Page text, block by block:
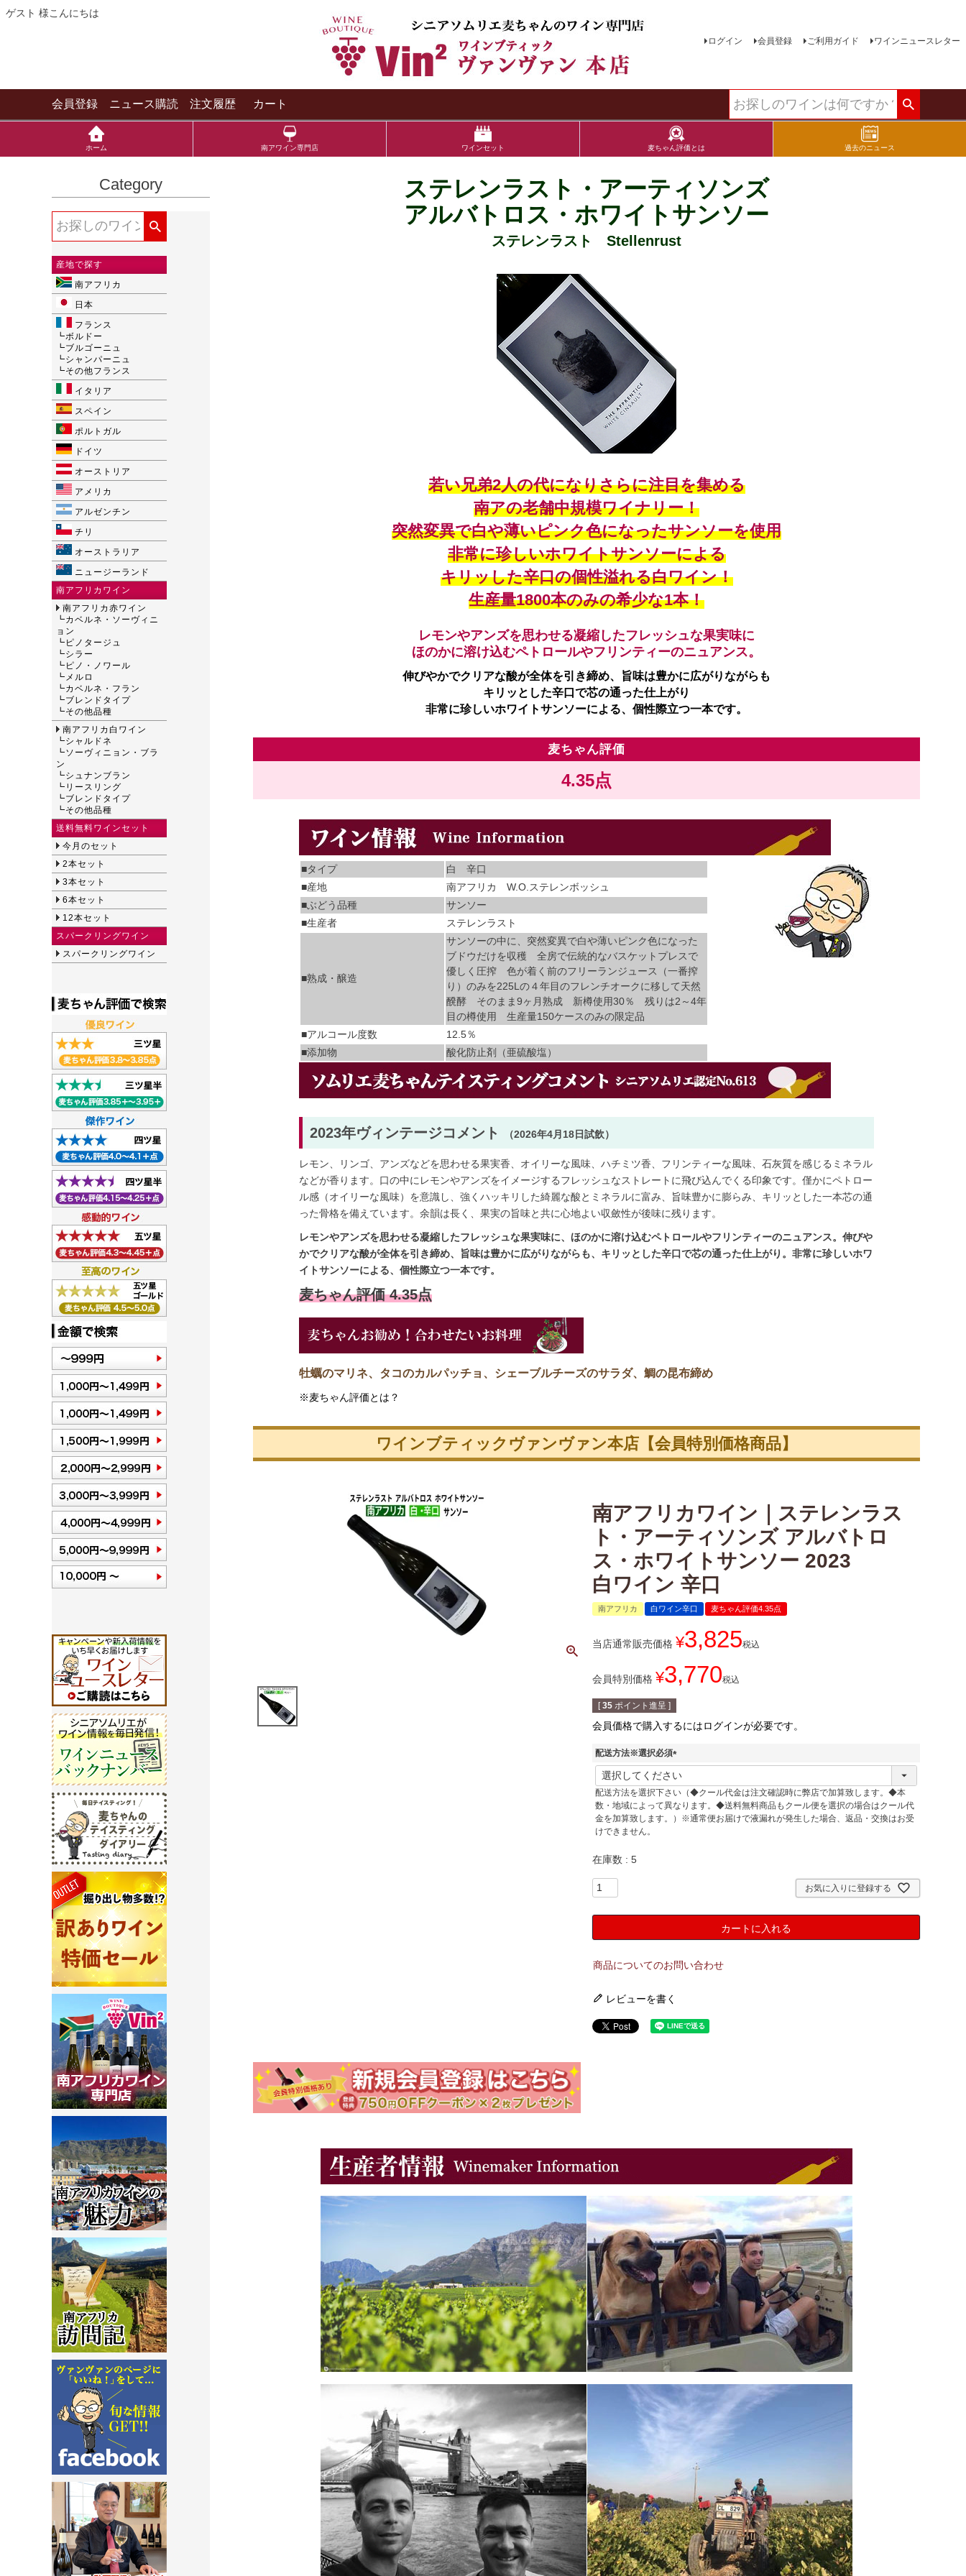
ゲスト 様こんにちは
ログイン 会員登録 ご利用ガイド ワインニュースレター
会員登録 ニュース購読 注文履歴 カート
ホーム 南アワイン専門店 ワインセット 麦ちゃん評価とは 過去のニュース
Category
産地で探す
南アフリカ
日本
フランス
┗ボルドー
┗ブルゴーニュ
┗シャンパーニュ
┗その他フランス
イタリア
スペイン
ポルトガル
ドイツ
オーストリア
アメリカ
アルゼンチン
チリ
オーストラリア
ニュージーランド
南アフリカワイン
南アフリカ赤ワイン
┗カベルネ・ソーヴィニ
ョン
┗ ピノタージュ
┗シラー
┗ ピノ・ノワール
┗ メルロ
┗カベルネ・フラン
┗ブレンドタイプ
┗その他品種
南アフリカ白ワイン
┗シャルドネ
┗ソーヴィニョン・ブラ
ン
┗シュナンブラン
┗ リースリング
┗ブレンドタイプ
┗その他品種
送料無料ワインセット
今月のセット
2本セット
3本セット
6本セット
12本セット
スパークリングワイン
スパークリングワイン
ステレンラスト・アーティソンズ
アルバトロス・ホワイトサンソー
ステレンラスト Stellenrust
若い兄弟2人の代になりさらに注目を集める
南アの老舗中規模ワイナリー！
突然変異で白や薄いピンク色になったサンソーを使用
非常に珍しいホワイトサンソーによる
キリッした辛口の個性溢れる白ワイン！
生産量1800本のみの希少な1本！
レモンやアンズを思わせる凝縮したフレッシュな果実味に
ほのかに溶け込むペトロールやフリンティーのニュアンス。
伸びやかでクリアな酸が全体を引き締め、旨味は豊かに広がりながらも
キリッとした辛口で芯の通った仕上がり
非常に珍しいホワイトサンソーによる、個性際立つ一本です。
麦ちゃん評価
4.35点
■タイプ
白 辛口
■産地
南アフリカ W.O.ステレンボッシュ
■ぶどう品種
サンソー
■生産者
ステレンラスト
■熟成・醸造
サンソーの中に、突然変異で白や薄いピンク色になった
ブドウだけを収穫 全房で伝統的なバスケットプレスで
優しく圧搾 色が着く前のフリーランジュース（一番搾
り）のみを225Lの４年目のフレンチオークに移して天然
醗酵 そのまま9ヶ月熟成 新樽使用30％ 残りは2～4年
目の樽使用 生産量150ケースのみの限定品
■アルコール度数
12.5％
■添加物
酸化防止剤（亜硫酸塩）
2023年ヴィンテージコメント （2026年4月18日試飲）
レモン、リンゴ、アンズなどを思わせる果実香、オイリーな風味、ハチミツ香、フリンティーな風味、石灰質を感じるミネラル
などが香ります。口の中にレモンやアンズをイメージするフレッシュなストレートに飛び込んでくる印象です。僅かにペトロー
ル感（オイリーな風味）を意識し、強くハッキリした綺麗な酸とミネラルに富み、旨味豊かに膨らみ、キリッとした一本芯の通
った骨格を備えています。余韻は長く、果実の旨味と共に心地よい収斂性が後味に残ります。
レモンやアンズを思わせる凝縮したフレッシュな果実味に、ほのかに溶け込むペトロールやフリンティーのニュアンス。伸びや
かでクリアな酸が全体を引き締め、旨味は豊かに広がりながらも、キリッとした辛口で芯の通った仕上がり。非常に珍しいホワ
イトサンソーによる、個性際立つ一本です。
麦ちゃん評価 4.35点
牡蠣のマリネ、タコのカルパッチョ、シェーブルチーズのサラダ、鯛の昆布締め
※麦ちゃん評価とは？
ワインブティックヴァンヴァン本店【会員特別価格商品】
南アフリカワイン｜ステレンラス
ト・アーティソンズ アルバトロ
ス・ホワイトサンソー 2023
白ワイン 辛口
南アフリカ 白ワイン辛口 麦ちゃん評価4.35点
当店通常販売価格 ¥3,825税込
会員特別価格 ¥3,770税込
[ 35 ポイント進呈 ]
会員価格で購入するにはログインが必要です。
配送方法※選択必須
(
必
須
)
配送方法を選択下さい（◆クール代金は注文確認時に弊店で加算致します。◆本
数・地域によって異なります。◆送料無料商品もクール便を選択の場合はクール代
金を加算致します。）※通常便お届けで液漏れが発生した場合、返品・交換はお受
けできません。
在庫数 5
お気に入りに登録する
カートに入れる
商品についてのお問い合わせ
レビューを書く